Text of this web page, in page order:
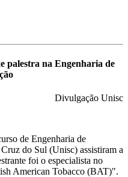
palestra na Engenharia de
Divulgação Unisc
de Engenharia de
do Sul (Unisc) assistiram a
foi o especialista no
American Tobacco (BAT)".